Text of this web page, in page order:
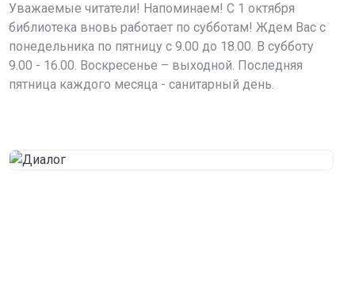
Уважаемые читатели! Напоминаем! С 1 октября
библиотека вновь работает по субботам! Ждем Вас с
понедельника по пятницу с 9.00 до 18.00. В субботу
9.00 - 16.00. Воскресенье – выходной. Последняя
пятница каждого месяца - санитарный день.